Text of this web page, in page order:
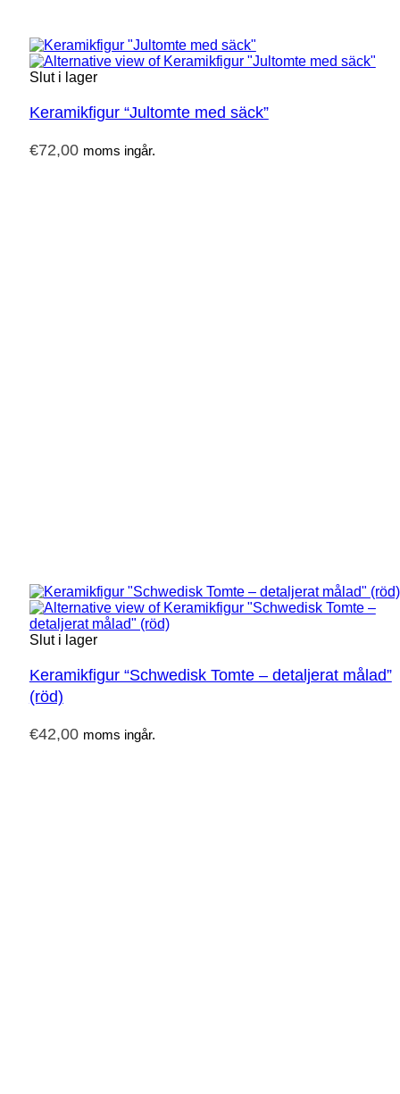
Slut i lager
Keramikfigur “Jultomte med säck”
€72,00 moms ingår.
Slut i lager
Keramikfigur “Schwedisk Tomte – detaljerat målad”
(röd)
€42,00 moms ingår.